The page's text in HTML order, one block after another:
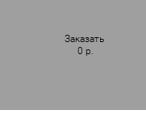
Заказать
0 р.